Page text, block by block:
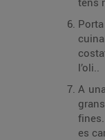
l’oli..
A
es